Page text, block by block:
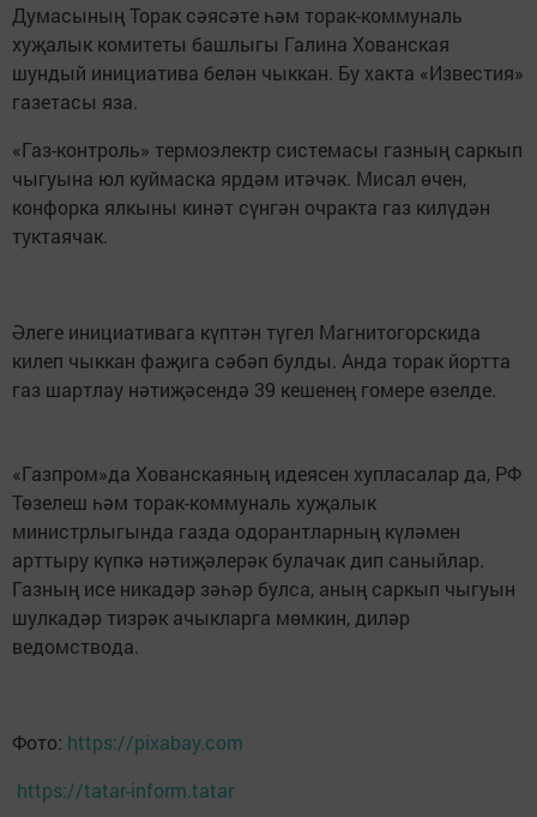
Думасының Торак сәясәте һәм торак-коммуналь
хуҗалык комитеты башлыгы Галина Хованская
шундый инициатива белән чыккан. Бу хакта «Известия»
газетасы яза.
«Газ-контроль» термоэлектр системасы газның саркып
чыгуына юл куймаска ярдәм итәчәк. Мисал өчен,
конфорка ялкыны кинәт сүнгән очракта газ килүдән
туктаячак.
Әлеге инициативага күптән түгел Магнитогорскида
килеп чыккан фаҗига сәбәп булды. Анда торак йортта
газ шартлау нәтиҗәсендә 39 кешенең гомере өзелде.
«Газпром»да Хованскаяның идеясен хупласалар да, РФ
Төзелеш һәм торак-коммуналь хуҗалык
министрлыгында газда одорантларның күләмен
арттыру күпкә нәтиҗәлерәк булачак дип саныйлар.
Газның исе никадәр зәһәр булса, аның саркып чыгуын
шулкадәр тизрәк ачыкларга мөмкин, диләр
ведомствода.
Фото: https://pixabay.com
https://tatar-inform.tatar